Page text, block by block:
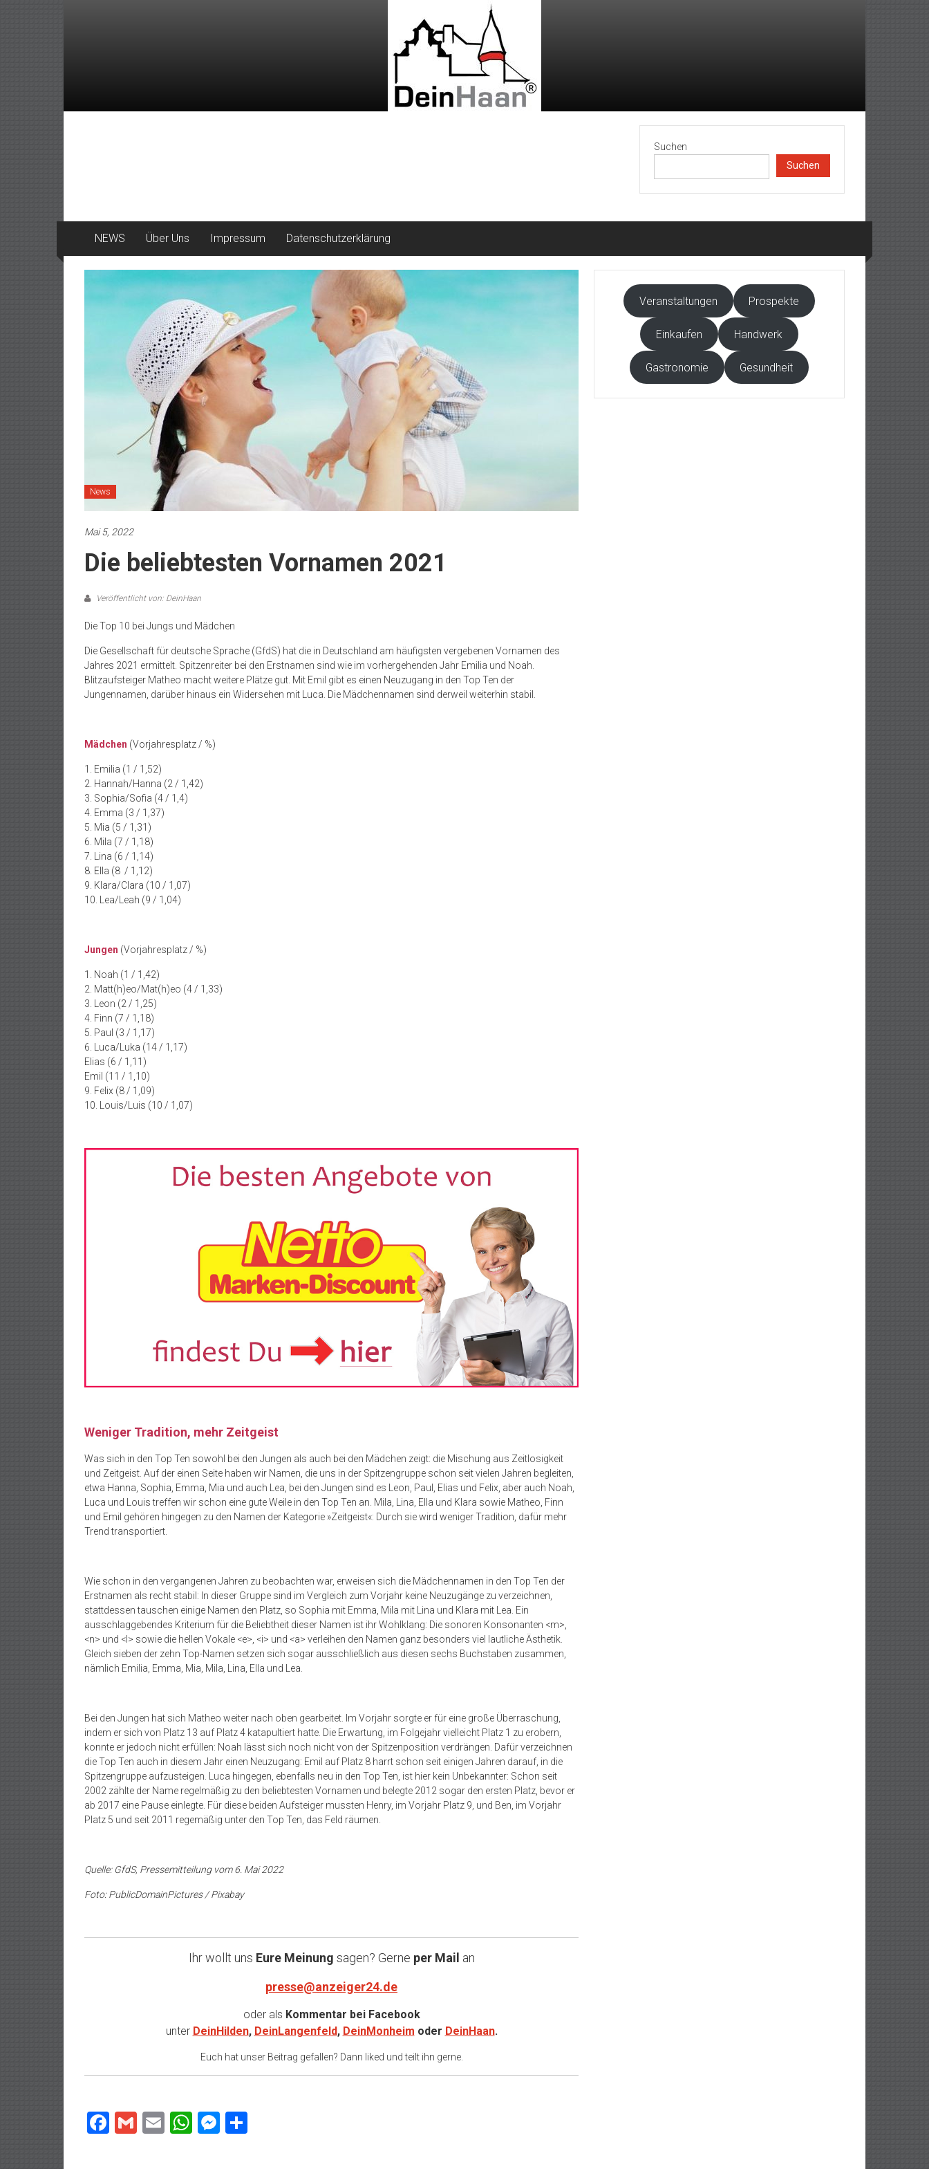
Suchen
Suchen
NEWS Über Uns Impressum Datenschutzerklärung
News
Mai 5, 2022
Die beliebtesten Vornamen 2021
Veröffentlicht von: DeinHaan
Die Top 10 bei Jungs und Mädchen
Die Gesellschaft für deutsche Sprache (GfdS) hat die in Deutschland am häufigsten vergebenen Vornamen des
Jahres 2021 ermittelt. Spitzenreiter bei den Erstnamen sind wie im vorhergehenden Jahr Emilia und Noah.
Blitzaufsteiger Matheo macht weitere Plätze gut. Mit Emil gibt es einen Neuzugang in den Top Ten der
Jungennamen, darüber hinaus ein Widersehen mit Luca. Die Mädchennamen sind derweil weiterhin stabil.
Mädchen (Vorjahresplatz / %)
1. Emilia (1 / 1,52)
2. Hannah/Hanna (2 / 1,42)
3. Sophia/Sofia (4 / 1,4)
4. Emma (3 / 1,37)
5. Mia (5 / 1,31)
6. Mila (7 / 1,18)
7. Lina (6 / 1,14)
8. Ella (8 / 1,12)
9. Klara/Clara (10 / 1,07)
10. Lea/Leah (9 / 1,04)
Jungen (Vorjahresplatz / %)
1. Noah (1 / 1,42)
2. Matt(h)eo/Mat(h)eo (4 / 1,33)
3. Leon (2 / 1,25)
4. Finn (7 / 1,18)
5. Paul (3 / 1,17)
6. Luca/Luka (14 / 1,17)
Elias (6 / 1,11)
Emil (11 / 1,10)
9. Felix (8 / 1,09)
10. Louis/Luis (10 / 1,07)
Weniger Tradition, mehr Zeitgeist
Was sich in den Top Ten sowohl bei den Jungen als auch bei den Mädchen zeigt: die Mischung aus Zeitlosigkeit
und Zeitgeist. Auf der einen Seite haben wir Namen, die uns in der Spitzengruppe schon seit vielen Jahren begleiten,
etwa Hanna, Sophia, Emma, Mia und auch Lea, bei den Jungen sind es Leon, Paul, Elias und Felix, aber auch Noah,
Luca und Louis treffen wir schon eine gute Weile in den Top Ten an. Mila, Lina, Ella und Klara sowie Matheo, Finn
und Emil gehören hingegen zu den Namen der Kategorie »Zeitgeist«: Durch sie wird weniger Tradition, dafür mehr
Trend transportiert.
Wie schon in den vergangenen Jahren zu beobachten war, erweisen sich die Mädchennamen in den Top Ten der
Erstnamen als recht stabil: In dieser Gruppe sind im Vergleich zum Vorjahr keine Neuzugänge zu verzeichnen,
stattdessen tauschen einige Namen den Platz, so Sophia mit Emma, Mila mit Lina und Klara mit Lea. Ein
ausschlaggebendes Kriterium für die Beliebtheit dieser Namen ist ihr Wohlklang: Die sonoren Konsonanten <m>,
<n> und <l> sowie die hellen Vokale <e>, <i> und <a> verleihen den Namen ganz besonders viel lautliche Ästhetik.
Gleich sieben der zehn Top-Namen setzen sich sogar ausschließlich aus diesen sechs Buchstaben zusammen,
nämlich Emilia, Emma, Mia, Mila, Lina, Ella und Lea.
Bei den Jungen hat sich Matheo weiter nach oben gearbeitet. Im Vorjahr sorgte er für eine große Überraschung,
indem er sich von Platz 13 auf Platz 4 katapultiert hatte. Die Erwartung, im Folgejahr vielleicht Platz 1 zu erobern,
konnte er jedoch nicht erfüllen: Noah lässt sich noch nicht von der Spitzenposition verdrängen. Dafür verzeichnen
die Top Ten auch in diesem Jahr einen Neuzugang: Emil auf Platz 8 harrt schon seit einigen Jahren darauf, in die
Spitzengruppe aufzusteigen. Luca hingegen, ebenfalls neu in den Top Ten, ist hier kein Unbekannter: Schon seit
2002 zählte der Name regelmäßig zu den beliebtesten Vornamen und belegte 2012 sogar den ersten Platz, bevor er
ab 2017 eine Pause einlegte. Für diese beiden Aufsteiger mussten Henry, im Vorjahr Platz 9, und Ben, im Vorjahr
Platz 5 und seit 2011 regemäßig unter den Top Ten, das Feld räumen.
Quelle: GfdS, Pressemitteilung vom 6. Mai 2022
Foto: PublicDomainPictures / Pixabay
Ihr wollt uns Eure Meinung sagen? Gerne per Mail an
presse@anzeiger24.de
oder als Kommentar bei Facebook
unter DeinHilden, DeinLangenfeld, DeinMonheim oder DeinHaan.
Euch hat unser Beitrag gefallen? Dann liked und teilt ihn gerne.
Facebook
GmailEmailWhatsApp
Messenger
Veranstaltungen Prospekte
Einkaufen Handwerk
Gastronomie Gesundheit